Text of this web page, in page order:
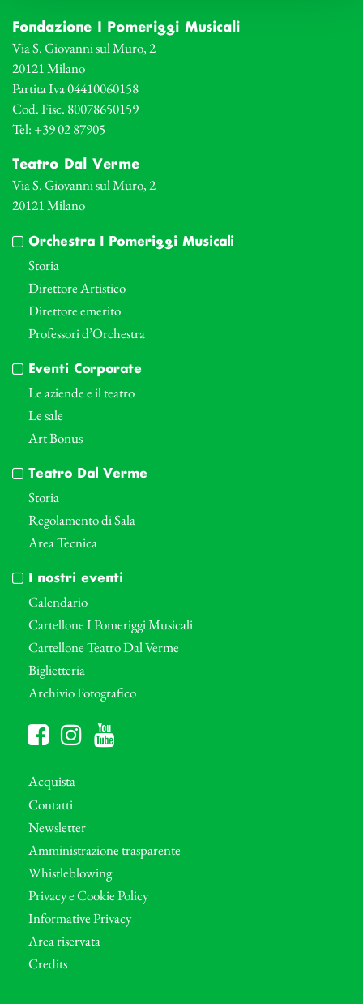
Fondazione I Pomeriggi Musicali
Via S. Giovanni sul Muro, 2
20121 Milano
Partita Iva 04410060158
Cod. Fisc. 80078650159
Tel: +39 02 87905
Teatro Dal Verme
Via S. Giovanni sul Muro, 2
20121 Milano
Orchestra I Pomeriggi Musicali
Storia
Direttore Artistico
Direttore emerito
Professori d’Orchestra
Eventi Corporate
Le aziende e il teatro
Le sale
Art Bonus
Teatro Dal Verme
Storia
Regolamento di Sala
Area Tecnica
I nostri eventi
Calendario
Cartellone I Pomeriggi Musicali
Cartellone Teatro Dal Verme
Biglietteria
Archivio Fotografico
Acquista
Contatti
Newsletter
Amministrazione trasparente
Whistleblowing
Privacy e Cookie Policy
Informative Privacy
Area riservata
Credits